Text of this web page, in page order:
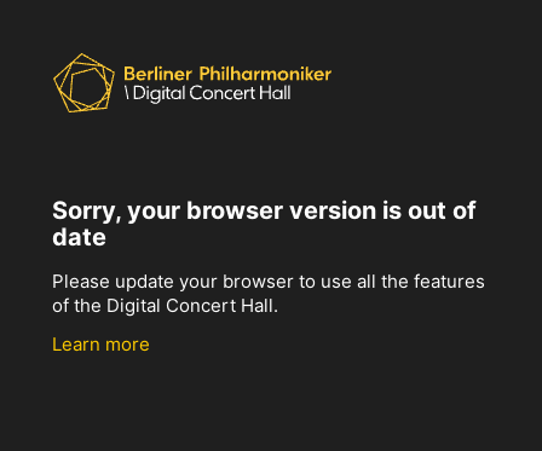
Sorry, your browser version is out of
date
Please update your browser to use all the features
of the Digital Concert Hall.
Learn more